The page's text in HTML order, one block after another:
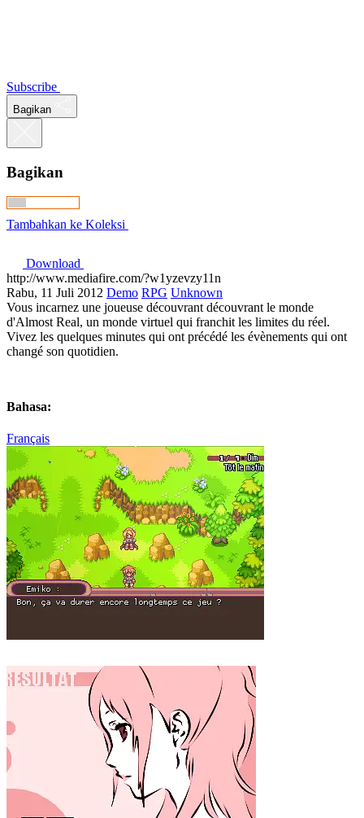
Subscribe
Bagikan
Bagikan
Tambahkan ke Koleksi
Download
http://www.mediafire.com/?w1yzevzy11n
Rabu, 11 Juli 2012 Demo RPG Unknown
Vous incarnez une joueuse découvrant découvrant le monde
d'Almost Real, un monde virtuel qui franchit les limites du réel.
Vivez les quelques minutes qui ont précédé les évènements qui ont
changé son quotidien.
Bahasa:
Français